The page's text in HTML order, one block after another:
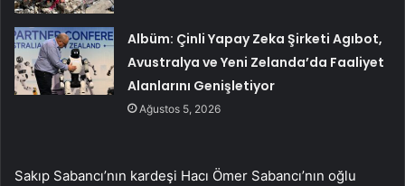
Albüm: Çinli Yapay Zeka Şirketi Agıbot,
Avustralya ve Yeni Zelanda’da Faaliyet
Alanlarını Genişletiyor
Ağustos 5, 2026
Sakıp Sabancı’nın kardeşi Hacı Ömer Sabancı’nın oğlu